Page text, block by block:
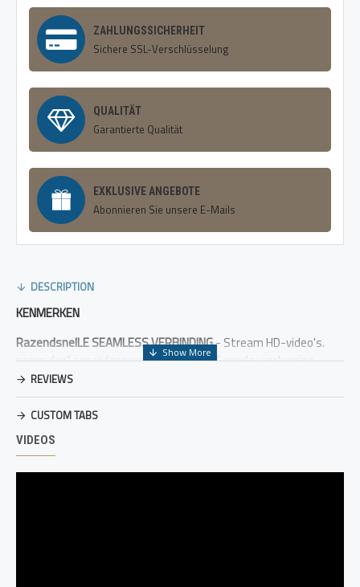
ZAHLUNGSSICHERHEIT
Sichere SSL-Verschlüsselung
QUALITÄT
Garantierte Qualität
EXKLUSIVE ANGEBOTE
Abonnieren Sie unsere E-Mails
DESCRIPTION
KENMERKEN
RazendsnelLE SEAMLESS VERBINDING- Stream HD-video's.
neem deel aan videogesprekken en surf zonder vertraging
onderweg. De geavanceerde 4G-chipset levert stabiel snel
internet dat vergelijkbaar is met breedband thuis. perfect voor
telewerken of reizen.
REVIEWS
CUSTOM TABS
VIDEOS